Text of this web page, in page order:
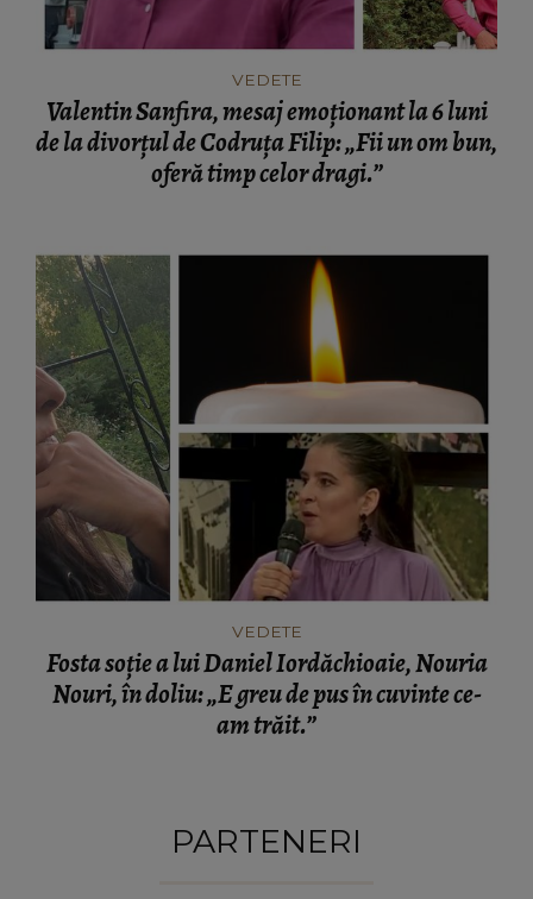
VEDETE
Valentin Sanfira, mesaj emoționant la 6 luni
de la divorțul de Codruța Filip: „Fii un om bun,
oferă timp celor dragi.”
VEDETE
Fosta soție a lui Daniel Iordăchioaie, Nouria
Nouri, în doliu: „E greu de pus în cuvinte ce-
am trăit.”
PARTENERI